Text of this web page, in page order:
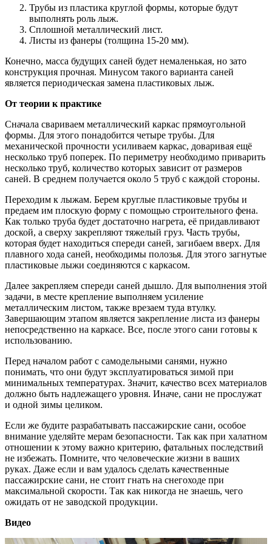
Трубы из пластика круглой формы, которые будут
выполнять роль лыж.
Сплошной металлический лист.
Листы из фанеры (толщина 15-20 мм).
Конечно, масса будущих саней будет немаленькая, но зато
конструкция прочная. Минусом такого варианта саней
является периодическая замена пластиковых лыж.
От теории к практике
Сначала свариваем металлический каркас прямоугольной
формы. Для этого понадобится четыре трубы. Для
механической прочности усиливаем каркас, доваривая ещё
несколько труб поперек. По периметру необходимо приварить
несколько труб, количество которых зависит от размеров
саней. В среднем получается около 5 труб с каждой стороны.
Переходим к лыжам. Берем круглые пластиковые трубы и
предаем им плоскую форму с помощью строительного фена.
Как только труба будет достаточно нагрета, её придавливают
доской, а сверху закрепляют тяжелый груз. Часть трубы,
которая будет находиться спереди саней, загибаем вверх. Для
плавного хода саней, необходимы полозья. Для этого загнутые
пластиковые лыжи соединяются с каркасом.
Далее закрепляем спереди саней дышло. Для выполнения этой
задачи, в месте крепление выполняем усиление
металлическим листом, также врезаем туда втулку.
Завершающим этапом является закрепление листа из фанеры
непосредственно на каркасе. Все, после этого сани готовы к
использованию.
Перед началом работ с самодельными санями, нужно
понимать, что они будут эксплуатироваться зимой при
минимальных температурах. Значит, качество всех материалов
должно быть надлежащего уровня. Иначе, сани не прослужат
и одной зимы целиком.
Если же будите разрабатывать пассажирские сани, особое
внимание уделяйте мерам безопасности. Так как при халатном
отношении к этому важно критерию, фатальных последствий
не избежать. Помните, что человеческие жизни в ваших
руках. Даже если и вам удалось сделать качественные
пассажирские сани, не стоит гнать на снегоходе при
максимальной скорости. Так как никогда не знаешь, чего
ожидать от не заводской продукции.
Видео